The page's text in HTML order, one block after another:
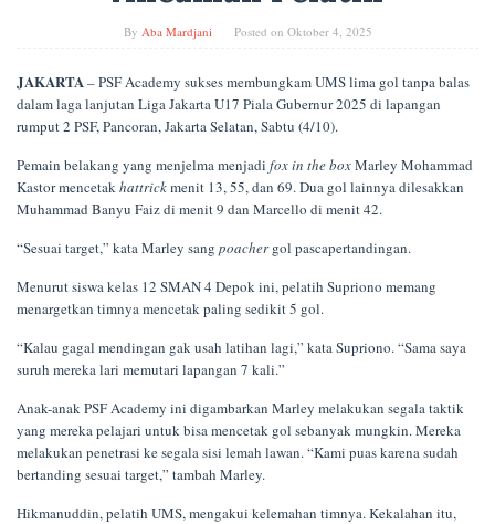
By Aba Mardjani Posted on Oktober 4, 2025
JAKARTA– PSF Academy sukses membungkam UMS lima gol tanpa balas
dalam laga lanjutan Liga Jakarta U17 Piala Gubernur 2025 di lapangan
rumput 2 PSF, Pancoran, Jakarta Selatan, Sabtu (4/10).
Pemain belakang yang menjelma menjadi fox in the boxMarley Mohammad
Kastor mencetakhattrickmenit 13, 55, dan 69. Dua gol lainnya dilesakkan
Muhammad Banyu Faiz di menit 9 dan Marcello di menit 42.
“Sesuai target,” kata Marley sang poachergol pascapertandingan.
Menurut siswa kelas 12 SMAN 4 Depok ini, pelatih Supriono memang
menargetkan timnya mencetak paling sedikit 5 gol.
“Kalau gagal mendingan gak usah latihan lagi,” kata Supriono. “Sama saya
suruh mereka lari memutari lapangan 7 kali.”
Anak-anak PSF Academy ini digambarkan Marley melakukan segala taktik
yang mereka pelajari untuk bisa mencetak gol sebanyak mungkin. Mereka
melakukan penetrasi ke segala sisi lemah lawan. “Kami puas karena sudah
bertanding sesuai target,” tambah Marley.
Hikmanuddin, pelatih UMS, mengakui kelemahan timnya. Kekalahan itu,